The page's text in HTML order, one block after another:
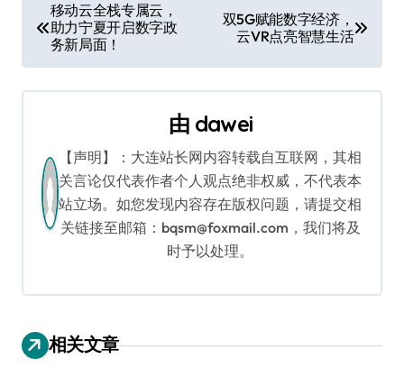
章
导
移动云全栈专属云，
助力宁夏开启数字政
务新局面！
双5G赋能数字经济，
云VR点亮智慧生活
由 dawei
【声明】：大连站长网内容转载自互联网，其相
关言论仅代表作者个人观点绝非权威，不代表本
站立场。如您发现内容存在版权问题，请提交相
关链接至邮箱：bqsm@foxmail.com，我们将及
时予以处理。
相关文章